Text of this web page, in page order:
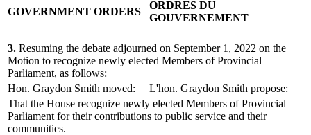
GOVERNMENT ORDERS
ORDRES DU
GOUVERNEMENT
3. Resuming the debate adjourned on September 1, 2022 on the
Motion to recognize newly elected Members of Provincial
Parliament, as follows:
Hon. Graydon Smith moved:
L'hon. Graydon Smith propose:
That the House recognize newly elected Members of Provincial
Parliament for their contributions to public service and their
communities.